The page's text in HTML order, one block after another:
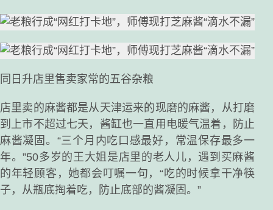
同日升店里售卖家常的五谷杂粮
店里卖的麻酱都是从天津运来的现磨的麻酱，从打磨
到上市不超过七天，酱缸也一直用电暖气温着，防止
麻酱凝固。“三个月内吃口感最好，常温保存最多一
年。”50多岁的王大姐是店里的老人儿，遇到买麻酱
的年轻顾客，她都会叮嘱一句，“吃的时候拿干净筷
子，从瓶底掏着吃，防止底部的酱凝固。”